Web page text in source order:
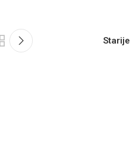
Starije